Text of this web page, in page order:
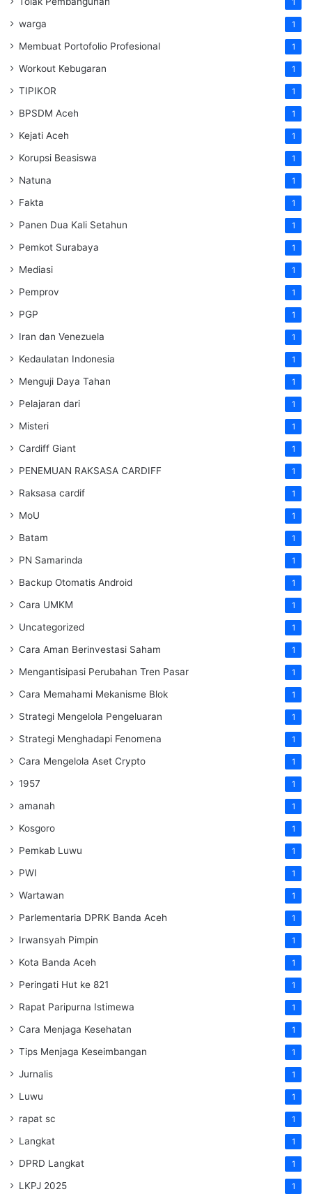
warga 1
Membuat Portofolio Profesional 1
Workout Kebugaran 1
TIPIKOR 1
BPSDM Aceh 1
Kejati Aceh 1
Korupsi Beasiswa 1
Natuna 1
Fakta 1
Panen Dua Kali Setahun 1
Pemkot Surabaya 1
Mediasi 1
Pemprov 1
PGP 1
Iran dan Venezuela 1
Kedaulatan Indonesia 1
Menguji Daya Tahan 1
Pelajaran dari 1
Misteri 1
Cardiff Giant 1
PENEMUAN RAKSASA CARDIFF 1
Raksasa cardif 1
MoU 1
Batam 1
PN Samarinda 1
Backup Otomatis Android 1
Cara UMKM 1
Uncategorized 1
Cara Aman Berinvestasi Saham 1
Mengantisipasi Perubahan Tren Pasar 1
Cara Memahami Mekanisme Blok 1
Strategi Mengelola Pengeluaran 1
Strategi Menghadapi Fenomena 1
Cara Mengelola Aset Crypto 1
1957 1
amanah 1
Kosgoro 1
Pemkab Luwu 1
PWI 1
Wartawan 1
Parlementaria DPRK Banda Aceh 1
Irwansyah Pimpin 1
Kota Banda Aceh 1
Peringati Hut ke 821 1
Rapat Paripurna Istimewa 1
Cara Menjaga Kesehatan 1
Tips Menjaga Keseimbangan 1
Jurnalis 1
Luwu 1
rapat sc 1
Langkat 1
DPRD Langkat 1
LKPJ 2025 1